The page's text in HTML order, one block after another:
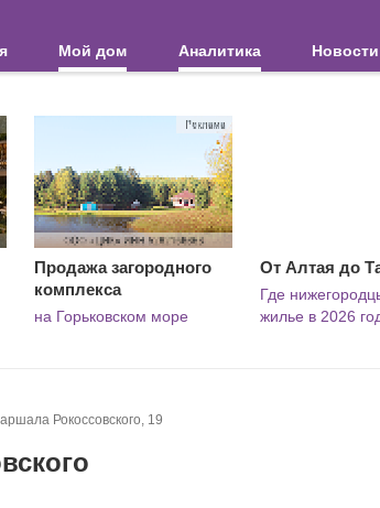
Мой дом Аналитика Новости
Продажа загородного
комплекса
на Горьковском море
От Алтая до
Где
жилье в 2026
Рокоссовского, 19